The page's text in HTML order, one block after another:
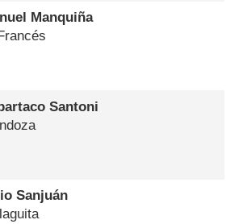
Manquiña
Santoni
Sanjuán